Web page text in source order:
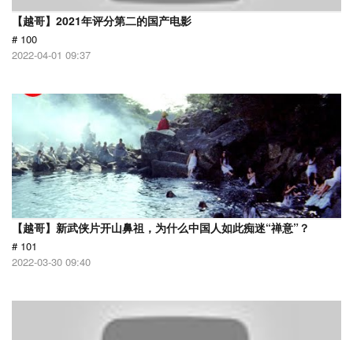
【越哥】2021年评分第二的国产电影
# 100
2022-04-01 09:37
【越哥】新武侠片开山鼻祖，为什么中国人如此痴迷“禅意”？
# 101
2022-03-30 09:40